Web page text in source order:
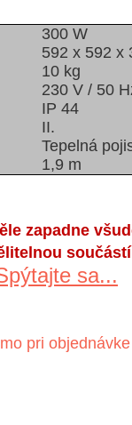
300 W
592 x 592 x
10 kg
230 V / 50
IP 44
II.
Tepelná
1,9 m
zapadne
sa...
pri